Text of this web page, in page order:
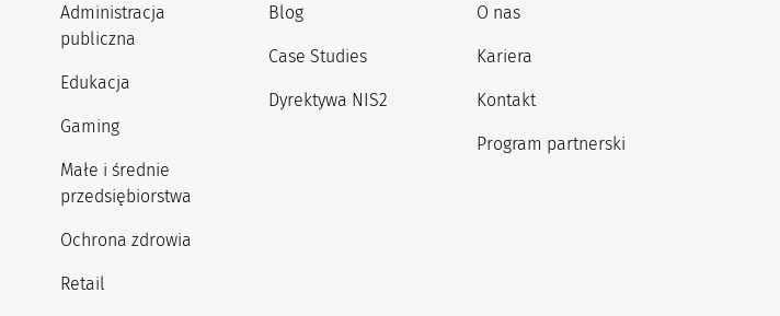
Administracja
publiczna
Edukacja
Gaming
Małe i średnie
przedsiębiorstwa
Ochrona zdrowia
Retail
Blog
Case Studies
Dyrektywa NIS2
O nas
Kariera
Kontakt
Program partnerski